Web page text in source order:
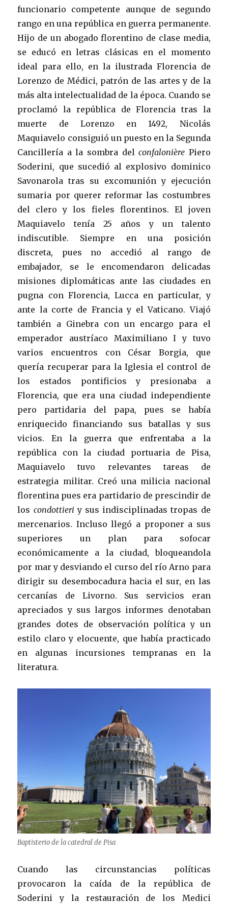
funcionario competente aunque de segundo
rango en una república en guerra permanente.
Hijo de un abogado florentino de clase media,
se educó en letras clásicas en el momento
ideal para ello, en la ilustrada Florencia de
Lorenzo de Médici, patrón de las artes y de la
más alta intelectualidad de la época. Cuando se
proclamó la república de Florencia tras la
muerte de Lorenzo en 1492, Nicolás
Maquiavelo consiguió un puesto en la Segunda
Cancillería a la sombra delconfalonière Piero
Soderini, que sucedió al explosivo dominico
Savonarola tras su excomunión y ejecución
sumaria por querer reformar las costumbres
del clero y los fieles florentinos. El joven
Maquiavelo tenía 25 años y un talento
indiscutible. Siempre en una posición
discreta, pues no accedió al rango de
embajador, se le encomendaron delicadas
misiones diplomáticas ante las ciudades en
pugna con Florencia, Lucca en particular, y
ante la corte de Francia y el Vaticano. Viajó
también a Ginebra con un encargo para el
emperador austríaco Maximiliano I y tuvo
varios encuentros con César Borgia, que
quería recuperar para la Iglesia el control de
los estados pontificios y presionaba a
Florencia, que era una ciudad independiente
pero partidaria del papa, pues se había
enriquecido financiando sus batallas y sus
vicios. En la guerra que enfrentaba a la
república con la ciudad portuaria de Pisa,
Maquiavelo tuvo relevantes tareas de
estrategia militar. Creó una milicia nacional
florentina pues era partidario de prescindir de
los condottieri y sus indisciplinadas tropas de
mercenarios. Incluso llegó a proponer a sus
superiores un plan para sofocar
económicamente a la ciudad, bloqueandola
por mar y desviando el curso del río Arno para
dirigir su desembocadura hacia el sur, en las
cercanías de Livorno. Sus servicios eran
apreciados y sus largos informes denotaban
grandes dotes de observación política y un
estilo claro y elocuente, que había practicado
en algunas incursiones tempranas en la
literatura.
Baptisterio de la catedral de Pisa
Cuando las circunstancias políticas
provocaron la caída de la república de
Soderini y la restauración de los Medici